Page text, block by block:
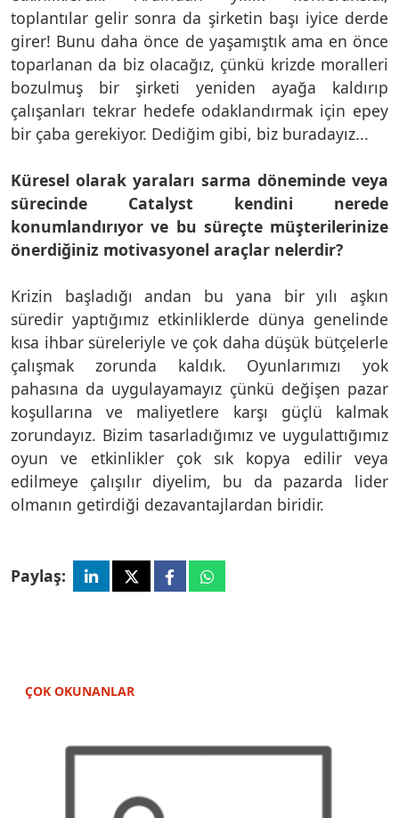
toplantılar gelir sonra da şirketin başı iyice derde
girer! Bunu daha önce de yaşamıştık ama en önce
toparlanan da biz olacağız, çünkü krizde moralleri
bozulmuş bir şirketi yeniden ayağa kaldırıp
çalışanları tekrar hedefe odaklandırmak için epey
bir çaba gerekiyor. Dediğim gibi, biz buradayız...
Küresel olarak yaraları sarma döneminde veya
sürecinde Catalyst kendini nerede
konumlandırıyor ve bu süreçte müşterilerinize
önerdiğiniz motivasyonel araçlar nelerdir?
Krizin başladığı andan bu yana bir yılı aşkın
süredir yaptığımız etkinliklerde dünya genelinde
kısa ihbar süreleriyle ve çok daha düşük bütçelerle
çalışmak zorunda kaldık. Oyunlarımızı yok
pahasına da uygulayamayız çünkü değişen pazar
koşullarına ve maliyetlere karşı güçlü kalmak
zorundayız. Bizim tasarladığımız ve uygulattığımız
oyun ve etkinlikler çok sık kopya edilir veya
edilmeye çalışılır diyelim, bu da pazarda lider
olmanın getirdiği dezavantajlardan biridir.
Paylaş:
ÇOK OKUNANLAR